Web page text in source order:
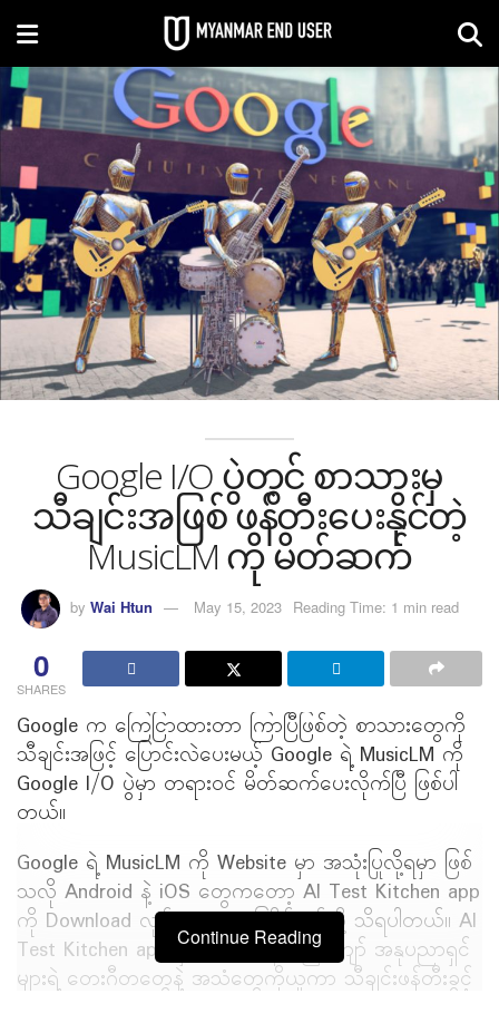
Google I/O ပွဲတွင် စာသားမှ
သီချင်းအဖြစ် ဖန်တီးပေးနိုင်တဲ့
MusicLM ကို မိတ်ဆက်
by Wai Htun May 15, 2023 Reading Time: 1 min read
0
SHARES
Google က ကြေငြာထားတာ ကြာပြီဖြစ်တဲ့ စာသားတွေကို
သီချင်းအဖြင့် ပြောင်းလဲပေးမယ့် Google ရဲ့ MusicLM ကို
Google I/O ပွဲမှာ တရားဝင် မိတ်ဆက်ပေးလိုက်ပြီ ဖြစ်ပါ
တယ်။
Google ရဲ့ MusicLM ကို Website မှာ အသုံးပြုလို့ရမှာ ဖြစ်
သလို Android နဲ့ iOS တွေကတော့ AI Test Kitchen app
ကို Download လုပ်ကာ အသုံးပြုနိုင်မယ်လို့ သိရပါတယ်။ AI
Test Kitchen app မှာကတော့ နာမည်ကျော် အနုပညာရှင်
များရဲ့ တေးဂီတတွေနဲ့ အသံတွေကိုယူကာ သီချင်းဖန်တီးခွင့်
Continue Reading